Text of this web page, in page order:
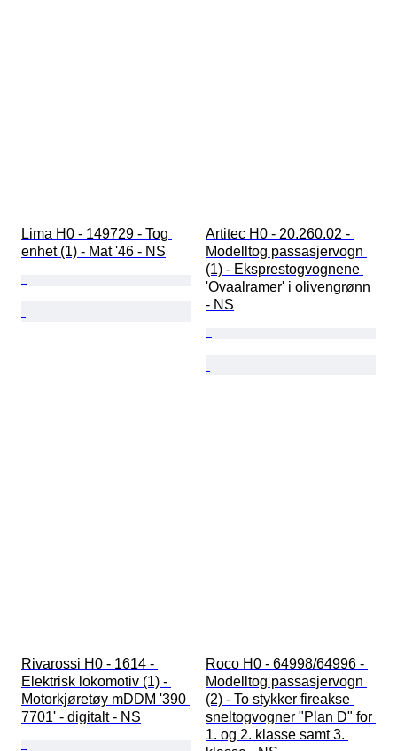
Lima H0 - 149729 - Tog
enhet (1) - Mat '46 - NS
Artitec H0 - 20.260.02 -
Modelltog passasjervogn
(1) - Eksprestogvognene
'Ovaalramer' i olivengrønn
- NS
Rivarossi H0 - 1614 -
Elektrisk lokomotiv (1) -
Motorkjøretøy mDDM '390
7701' - digitalt - NS
Roco H0 - 64998/64996 -
Modelltog passasjervogn
(2) - To stykker fireakse
sneltogvogner "Plan D" for
1. og 2. klasse samt 3.